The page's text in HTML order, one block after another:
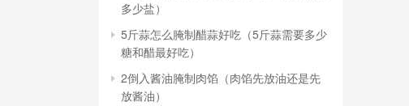
多少盐）
5斤蒜怎么腌制醋蒜好吃（5斤蒜需要多少
糖和醋最好吃）
2倒入酱油腌制肉馅（肉馅先放油还是先
放酱油）